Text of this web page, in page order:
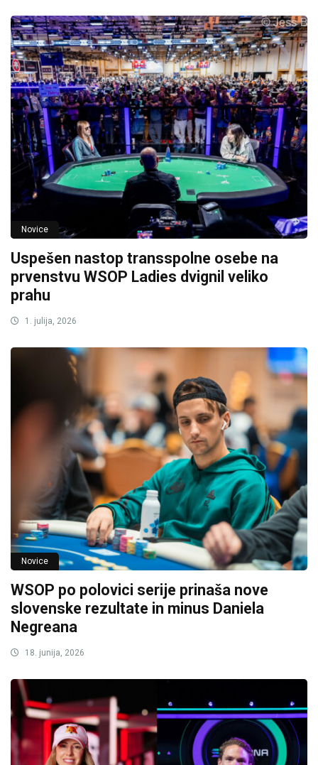
Novice
Uspešen nastop transspolne osebe na
prvenstvu WSOP Ladies dvignil veliko
prahu
1. julija, 2026
Novice
WSOP po polovici serije prinaša nove
slovenske rezultate in minus Daniela
Negreana
18. junija, 2026